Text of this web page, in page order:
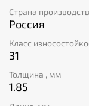
ISO 9001,
к системе
Страна
Россия
Класс
31
Толщина , мм
1.85